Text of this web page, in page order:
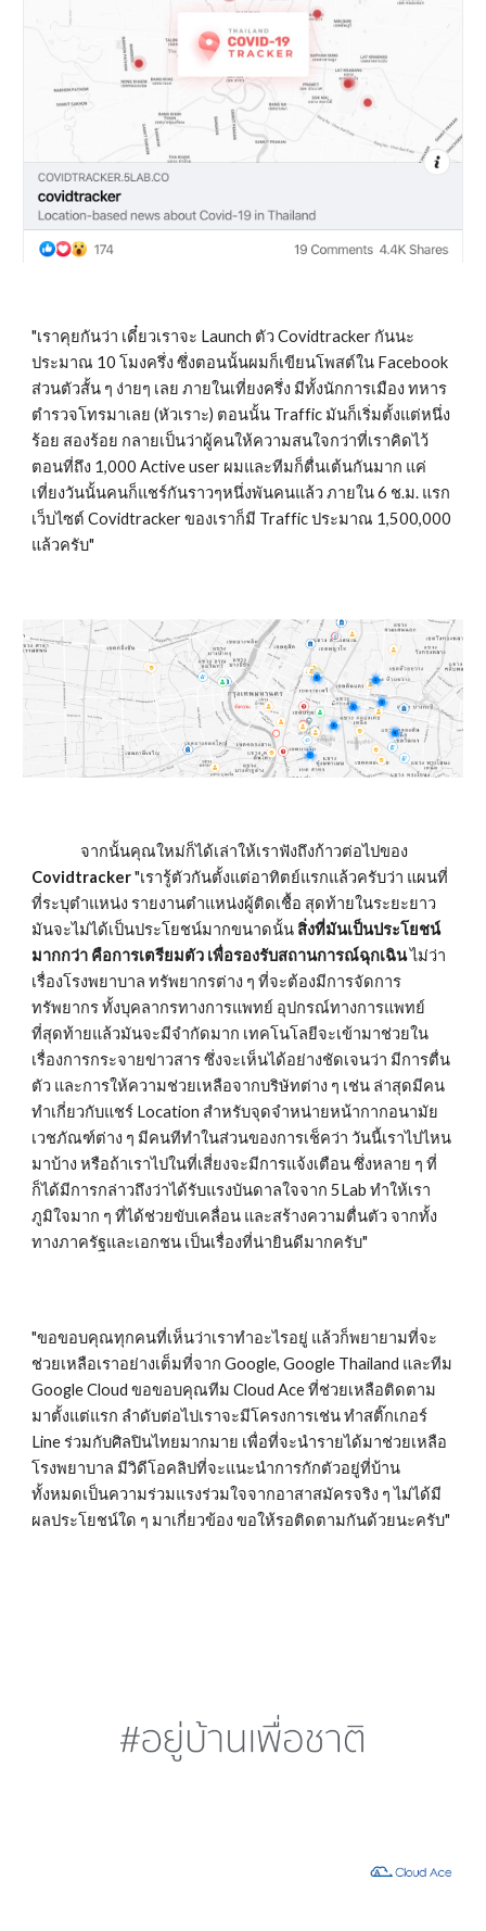
"เราคุยกันว่า เดี๋ยวเราจะ Launch ตัว Covidtracker กันนะ
ประมาณ 10 โมงครึ่ง ซึ่งตอนนั้นผมก็เขียนโพสต์ใน Facebook
ส่วนตัวสั้น ๆ ง่ายๆ เลย ภายในเที่ยงครึ่ง มีทั้งนักการเมือง ทหาร
ตำรวจโทรมาเลย (หัวเราะ) ตอนนั้น Traffic มันก็เริ่มตั้งแต่หนึ่ง
ร้อย สองร้อย กลายเป็นว่าผู้คนให้ความสนใจกว่าที่เราคิดไว้
ตอนที่ถึง 1,000 Active user ผมและทีมก็ตื่นเต้นกันมาก แค่
เที่ยงวันนั้นคนก็แชร์กันราวๆหนึ่งพันคนแล้ว ภายใน 6 ช.ม. แรก
เว็บไซต์ Covidtracker ของเราก็มี Traffic ประมาณ 1,500,000
แล้วครับ"
Covidtracker "เรารู้ตัวกันตั้งแต่อาทิตย์แรกแล้วครับว่า แผนที่
ที่ระบุตำแหน่ง รายงานตำแหน่งผู้ติดเชื้อ สุดท้ายในระยะยาว
มันจะไม่ได้เป็นประโยชน์มากขนาดนั้น สิ่งที่มันเป็นประโยชน์
มากกว่า คือการเตรียมตัว เพื่อรองรับสถานการณ์ฉุกเฉิน ไม่ว่า
เรื่องโรงพยาบาล ทรัพยากรต่าง ๆ ที่จะต้องมีการจัดการ
ทรัพยากร ทั้งบุคลากรทางการแพทย์ อุปกรณ์ทางการแพทย์
ที่สุดท้ายแล้วมันจะมีจำกัดมาก เทคโนโลยีจะเข้ามาช่วยใน
เรื่องการกระจายข่าวสาร ซึ่งจะเห็นได้อย่างชัดเจนว่า มีการตื่น
ตัว และการให้ความช่วยเหลือจากบริษัทต่าง ๆ เช่น ล่าสุดมีคน
ทำเกี่ยวกับแชร์ Location สำหรับจุดจำหน่ายหน้ากากอนามัย
เวชภัณฑ์ต่าง ๆ มีคนทีทำในส่วนของการเช็คว่า วันนี้เราไปไหน
มาบ้าง หรือถ้าเราไปในที่เสี่ยงจะมีการแจ้งเตือน ซึ่งหลาย ๆ ที่
ก็ได้มีการกล่าวถึงว่าได้รับแรงบันดาลใจจาก 5Lab ทำให้เรา
ภูมิใจมาก ๆ ที่ได้ช่วยขับเคลื่อน และสร้างความตื่นตัว จากทั้ง
ทางภาครัฐและเอกชน เป็นเรื่องที่น่ายินดีมากครับ"
"ขอขอบคุณทุกคนที่เห็นว่าเราทำอะไรอยู่ แล้วก็พยายามที่จะ
ช่วยเหลือเราอย่างเต็มที่จาก Google, Google Thailand และทีม
Google Cloud ขอขอบคุณทีม Cloud Ace ที่ช่วยเหลือติดตาม
มาตั้งแต่แรก ลำดับต่อไปเราจะมีโครงการเช่น ทำสติ๊กเกอร์
Line ร่วมกับศิลปินไทยมากมาย เพื่อที่จะนำรายได้มาช่วยเหลือ
โรงพยาบาล มีวิดีโอคลิปที่จะแนะนำการกักตัวอยู่ที่บ้าน
ทั้งหมดเป็นความร่วมแรงร่วมใจจากอาสาสมัครจริง ๆ ไม่ได้มี
ผลประโยชน์ใด ๆ มาเกี่ยวข้อง ขอให้รอติดตามกันด้วยนะครับ"